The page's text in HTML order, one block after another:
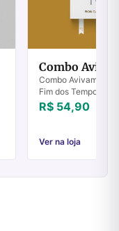
Combo
Combo Avivamento
Fim dos
Cantor examina o
avivamento do fim
R$ 54,90
Ver na loja